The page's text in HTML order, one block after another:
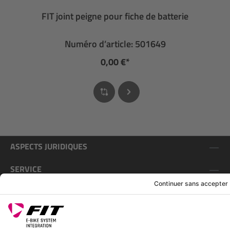
FIT joint peigne pour fiche de batterie
Numéro d’article: 501649
0,00 €*
ASPECTS JURIDIQUES
SERVICE